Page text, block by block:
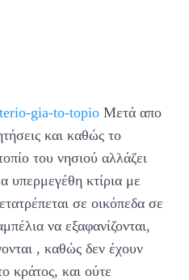
gia-to-topiο Μετά απο
και καθώς το
του νησιού αλλάζει
υπερμεγέθη κτίρια με
σε οικόπεδα σε
να εξαφανίζονται,
, καθώς δεν έχουν
κράτος, και ούτε